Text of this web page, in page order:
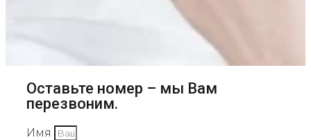
Оставьте номер – мы Вам
перезвоним.
Имя